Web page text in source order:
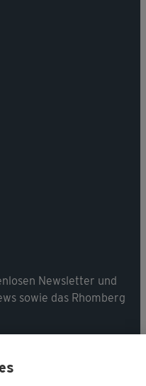
Newsletter und
sowie das Rhomberg